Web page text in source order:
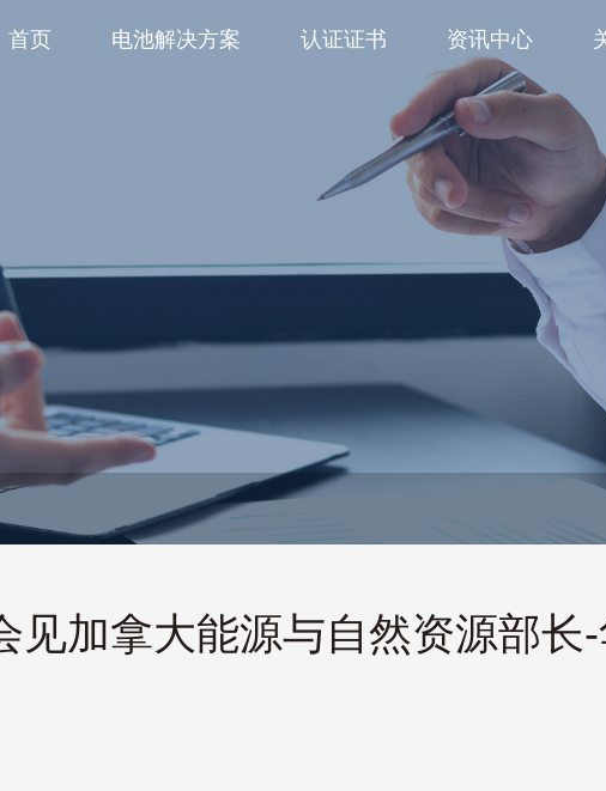
首页 电池解决方案 认证证书 资讯中心
见加拿大能源与自然资源部长